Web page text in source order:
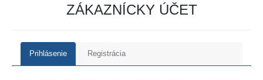
ZÁKAZNÍCKY ÚČET
Prihlásenie Registrácia